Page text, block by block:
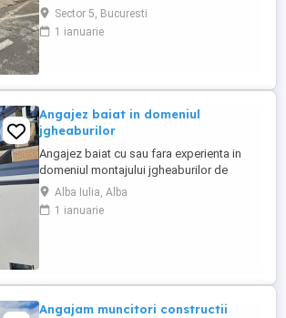
taie cu flexul, sa cunoasca materialele
neferoase Cupru, Alama, Aluminiu, Zamac,
program lucru 09-18.30. Zona Pucheni -
Contact
Sector 5, Bucuresti
1 ianuarie
Angajez baiat in domeniul
jgheaburilor
Angajez baiat cu sau fara experienta in
domeniul montajului jgheaburilor de
aluminiu.Se lucrează la inaltime!!!! Salariul
incepe de la 5000 ron plus bonusuri.
Alba Iulia, Alba
1 ianuarie
Angajam muncitori constructii